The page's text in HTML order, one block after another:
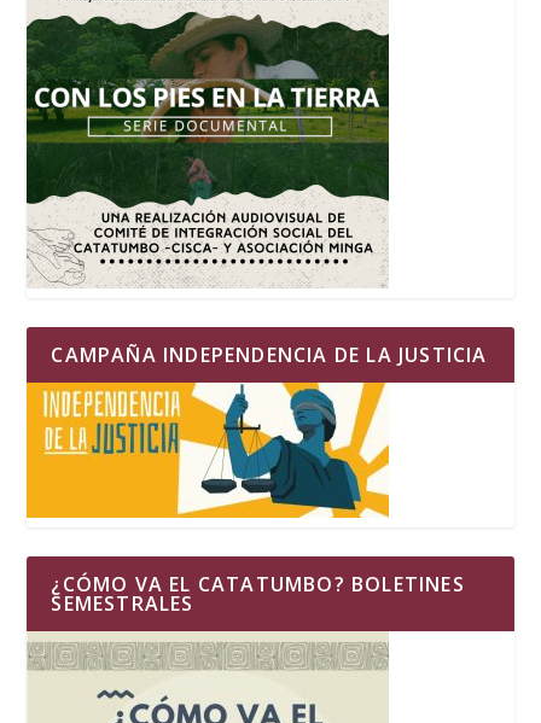
CAMPAÑA INDEPENDENCIA DE LA JUSTICIA
¿CÓMO VA EL CATATUMBO? BOLETINES
SEMESTRALES